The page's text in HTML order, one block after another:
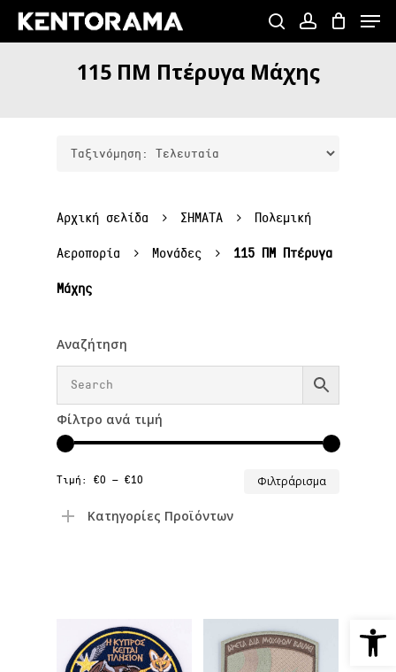
Skip
searchaccount
Menu
115 ΠΜ Πτέρυγα Μάχης
Αρχική σελίδα ΣΗΜΑΤΑ Πολεμική
Αεροπορία Μονάδες 115 ΠΜ Πτέρυγα
Μάχης
Αναζήτηση
Φίλτρο ανά τιμή
Φιλτράρισμα
Τιμή: €0 — €10
Κατηγορίες Προϊόντων